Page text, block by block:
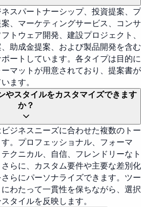
スパートナーシップ、投資提案、プ
、マーケティングサービス、コンサ
トウェア開発、建設プロジェクト、
助成金提案、および製品開発を含む
ートしています。各タイプは目的に
マットが用意されており、提案書が
ます。
やスタイルをカスタマイズできます
か？
ジネスニーズに合わせた複数のトー
。プロフェッショナル、フォーマ
クニカル、自信、フレンドリーなト
らに、カスタム要件や主要な差別化
らにパーソナライズできます。ツー
わたって一貫性を保ちながら、選択
タイルを反映します。